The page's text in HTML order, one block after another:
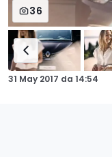
36
31 May 2017 da 14:54